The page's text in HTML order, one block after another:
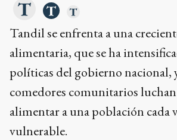
Tandil se enfrenta a una
alimentaria, que se ha
políticas del gobierno nacional,
comedores comunitarios
alimentar a una población cada
vulnerable.